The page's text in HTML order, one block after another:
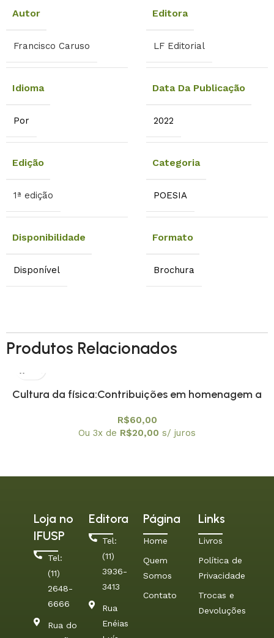
Autor
Francisco Caruso
Editora
LF Editorial
Idioma
Por
Data Da Publicação
2022
Edição
1ª edição
Categoria
POESIA
Disponibilidade
Disponível
Formato
Brochura
Produtos Relacionados
Cultura da física:Contribuições em homenagem a
R$60,00
Ou 3x de R$20,00 s/ juros
Loja no
IFUSP
Tel:
(11)
2648-
6666
Rua do
Editora
Tel:
(11)
3936-
3413
Rua
Enéias
Página
Home
Quem
Somos
Contato
Links
Livros
Política de
Privacidade
Trocas e
Devoluções